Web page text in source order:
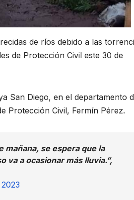
de ríos debido a las
de Protección Civil este 30 de
San Diego, en el departamento
Protección Civil, Fermín Pérez.
mañana, se espera que la
va a ocasionar más lluvia.”,